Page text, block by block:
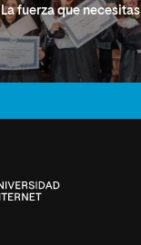
La fuerza que necesitas